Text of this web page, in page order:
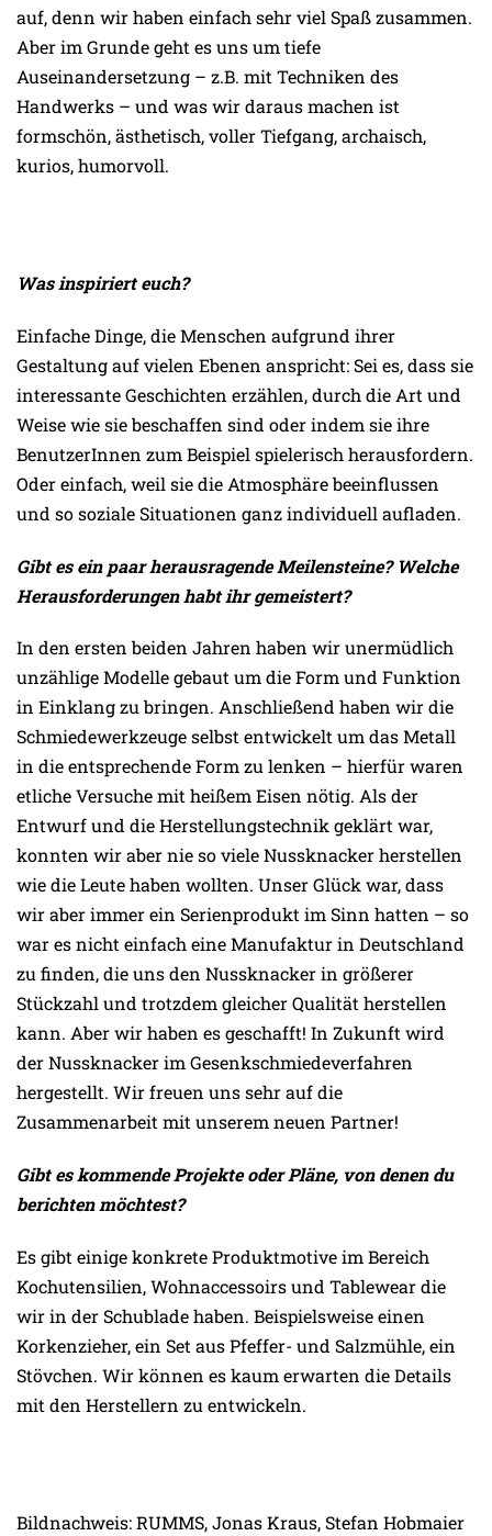
auf, denn wir haben einfach sehr viel Spaß zusammen.
Aber im Grunde geht es uns um tiefe
Auseinandersetzung – z.B. mit Techniken des
Handwerks – und was wir daraus machen ist
formschön, ästhetisch, voller Tiefgang, archaisch,
kurios, humorvoll.
Was inspiriert euch?
Einfache Dinge, die Menschen aufgrund ihrer
Gestaltung auf vielen Ebenen anspricht: Sei es, dass sie
interessante Geschichten erzählen, durch die Art und
Weise wie sie beschaffen sind oder indem sie ihre
BenutzerInnen zum Beispiel spielerisch herausfordern.
Oder einfach, weil sie die Atmosphäre beeinflussen
und so soziale Situationen ganz individuell aufladen.
Gibt es ein paar herausragende Meilensteine? Welche
Herausforderungen habt ihr gemeistert?
In den ersten beiden Jahren haben wir unermüdlich
unzählige Modelle gebaut um die Form und Funktion
in Einklang zu bringen. Anschließend haben wir die
Schmiedewerkzeuge selbst entwickelt um das Metall
in die entsprechende Form zu lenken – hierfür waren
etliche Versuche mit heißem Eisen nötig. Als der
Entwurf und die Herstellungstechnik geklärt war,
konnten wir aber nie so viele Nussknacker herstellen
wie die Leute haben wollten. Unser Glück war, dass
wir aber immer ein Serienprodukt im Sinn hatten – so
war es nicht einfach eine Manufaktur in Deutschland
zu finden, die uns den Nussknacker in größerer
Stückzahl und trotzdem gleicher Qualität herstellen
kann. Aber wir haben es geschafft! In Zukunft wird
der Nussknacker im Gesenkschmiedeverfahren
hergestellt. Wir freuen uns sehr auf die
Zusammenarbeit mit unserem neuen Partner!
Gibt es kommende Projekte oder Pläne, von denen du
berichten möchtest?
Es gibt einige konkrete Produktmotive im Bereich
Kochutensilien, Wohnaccessoirs und Tablewear die
wir in der Schublade haben. Beispielsweise einen
Korkenzieher, ein Set aus Pfeffer- und Salzmühle, ein
Stövchen. Wir können es kaum erwarten die Details
mit den Herstellern zu entwickeln.
Bildnachweis: RUMMS, Jonas Kraus, Stefan Hobmaier